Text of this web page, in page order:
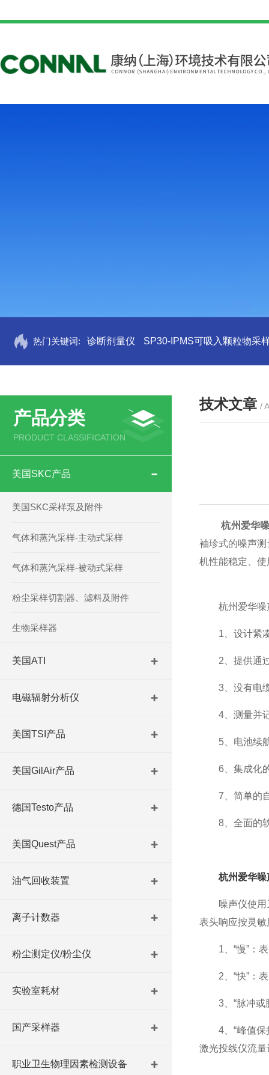
热门关键词: 诊断剂量仪 SP30-IPMS可吸入颗粒物采
产品分类
PRODUCT CLASSIFICATION
美国SKC产品
美国SKC采样泵及附件
气体和蒸汽采样-主动式采样
气体和蒸汽采样-被动式采样
粉尘采样切割器、滤料及附件
生物采样器
美国ATI
电磁辐射分析仪
美国TSI产品
美国GilAir产品
德国Testo产品
美国Quest产品
油气回收装置
离子计数器
粉尘测定仪/粉尘仪
实验室耗材
国产采样器
职业卫生物理因素检测设备
技术文章 /
杭州爱华
袖珍式的噪声
机性能稳定、
杭州爱华噪
1、设计紧凑
2、提供通过
3、没有电缆
4、测量并记
5、电池续航
6、集成化的
7、简单的自
8、全面的
杭州爱华噪
噪声仪使用正
表头响应按灵
1、“慢”：表
2、“快”：表
3、“脉冲或脉
4、“峰值保持
激光投线仪流